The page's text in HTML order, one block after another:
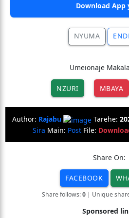
Download App
NYUMA
Umeionaje
NZURI MBAYA
Author: Rajabu Tarehe:
Sira Main: Post File:
Share On:
FACEBOOK
Share follows:0| Unique
Sponsored